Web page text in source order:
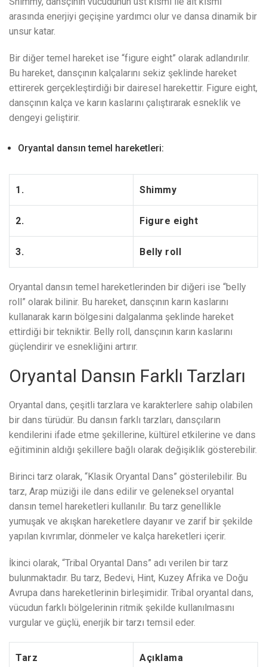
arasında enerjiyi geçişine yardımcı olur ve dansa dinamik bir
unsur katar.
Bir diğer temel hareket ise “figure eight” olarak adlandırılır.
Bu hareket, dansçının kalçalarını sekiz şeklinde hareket
ettirerek gerçekleştirdiği bir dairesel harekettir. Figure eight,
dansçının kalça ve karın kaslarını çalıştırarak esneklik ve
dengeyi geliştirir.
Oryantal dansın temel hareketleri:
1. Shimmy
2. Figure eight
3. Belly roll
Oryantal dansın temel hareketlerinden bir diğeri ise “belly
roll” olarak bilinir. Bu hareket, dansçının karın kaslarını
kullanarak karın bölgesini dalgalanma şeklinde hareket
ettirdiği bir tekniktir. Belly roll, dansçının karın kaslarını
güçlendirir ve esnekliğini artırır.
Oryantal Dansın Farklı Tarzları
Oryantal dans, çeşitli tarzlara ve karakterlere sahip olabilen
bir dans türüdür. Bu dansın farklı tarzları, dansçıların
kendilerini ifade etme şekillerine, kültürel etkilerine ve dans
eğitiminin aldığı şekillere bağlı olarak değişiklik gösterebilir.
Birinci tarz olarak, “Klasik Oryantal Dans” gösterilebilir. Bu
tarz, Arap müziği ile dans edilir ve geleneksel oryantal
dansın temel hareketleri kullanılır. Bu tarz genellikle
yumuşak ve akışkan hareketlere dayanır ve zarif bir şekilde
yapılan kıvrımlar, dönmeler ve kalça hareketleri içerir.
İkinci olarak, “Tribal Oryantal Dans” adı verilen bir tarz
bulunmaktadır. Bu tarz, Bedevi, Hint, Kuzey Afrika ve Doğu
Avrupa dans hareketlerinin birleşimidir. Tribal oryantal dans,
vücudun farklı bölgelerinin ritmik şekilde kullanılmasını
vurgular ve güçlü, enerjik bir tarzı temsil eder.
Tarz Açıklama